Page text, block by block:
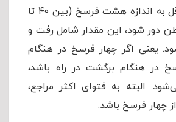
مسافر باید حد اقل به اندازه هشت فرسخ (بین ۴۰ تا
وطن دور شود، این مقدار شامل رفت و
یعنی اگر چهار فرسخ در هنگام
در هنگام برگشت در راه باشد،
البته به فتوای اکثر مراجع،
چهار فرسخ باشد.